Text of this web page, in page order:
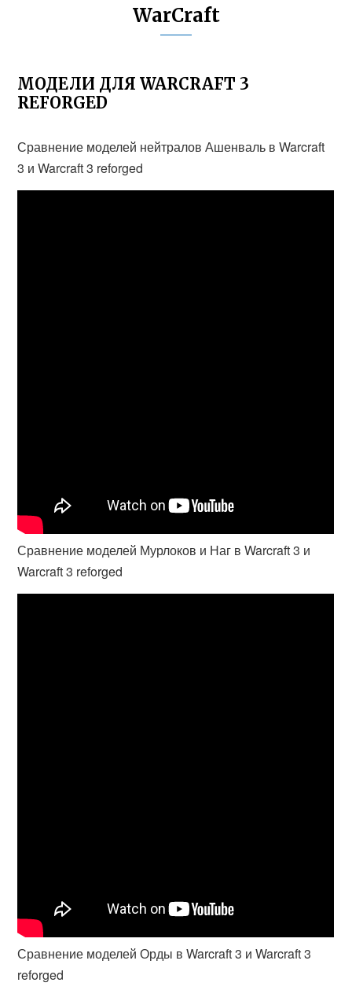
WarCraft
МОДЕЛИ ДЛЯ WARCRAFT 3
REFORGED
Сравнение моделей нейтралов Ашенваль в Warcraft
3 и Warcraft 3 reforged
Сравнение моделей Мурлоков и Наг в Warcraft 3 и
Warcraft 3 reforged
Сравнение моделей Орды в Warcraft 3 и Warcraft 3
reforged